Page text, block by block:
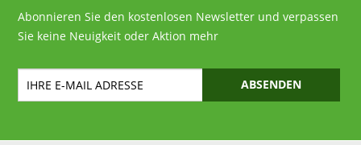
Abonnieren Sie den kostenlosen Newsletter und verpassen
Sie keine Neuigkeit oder Aktion mehr
ABSENDEN